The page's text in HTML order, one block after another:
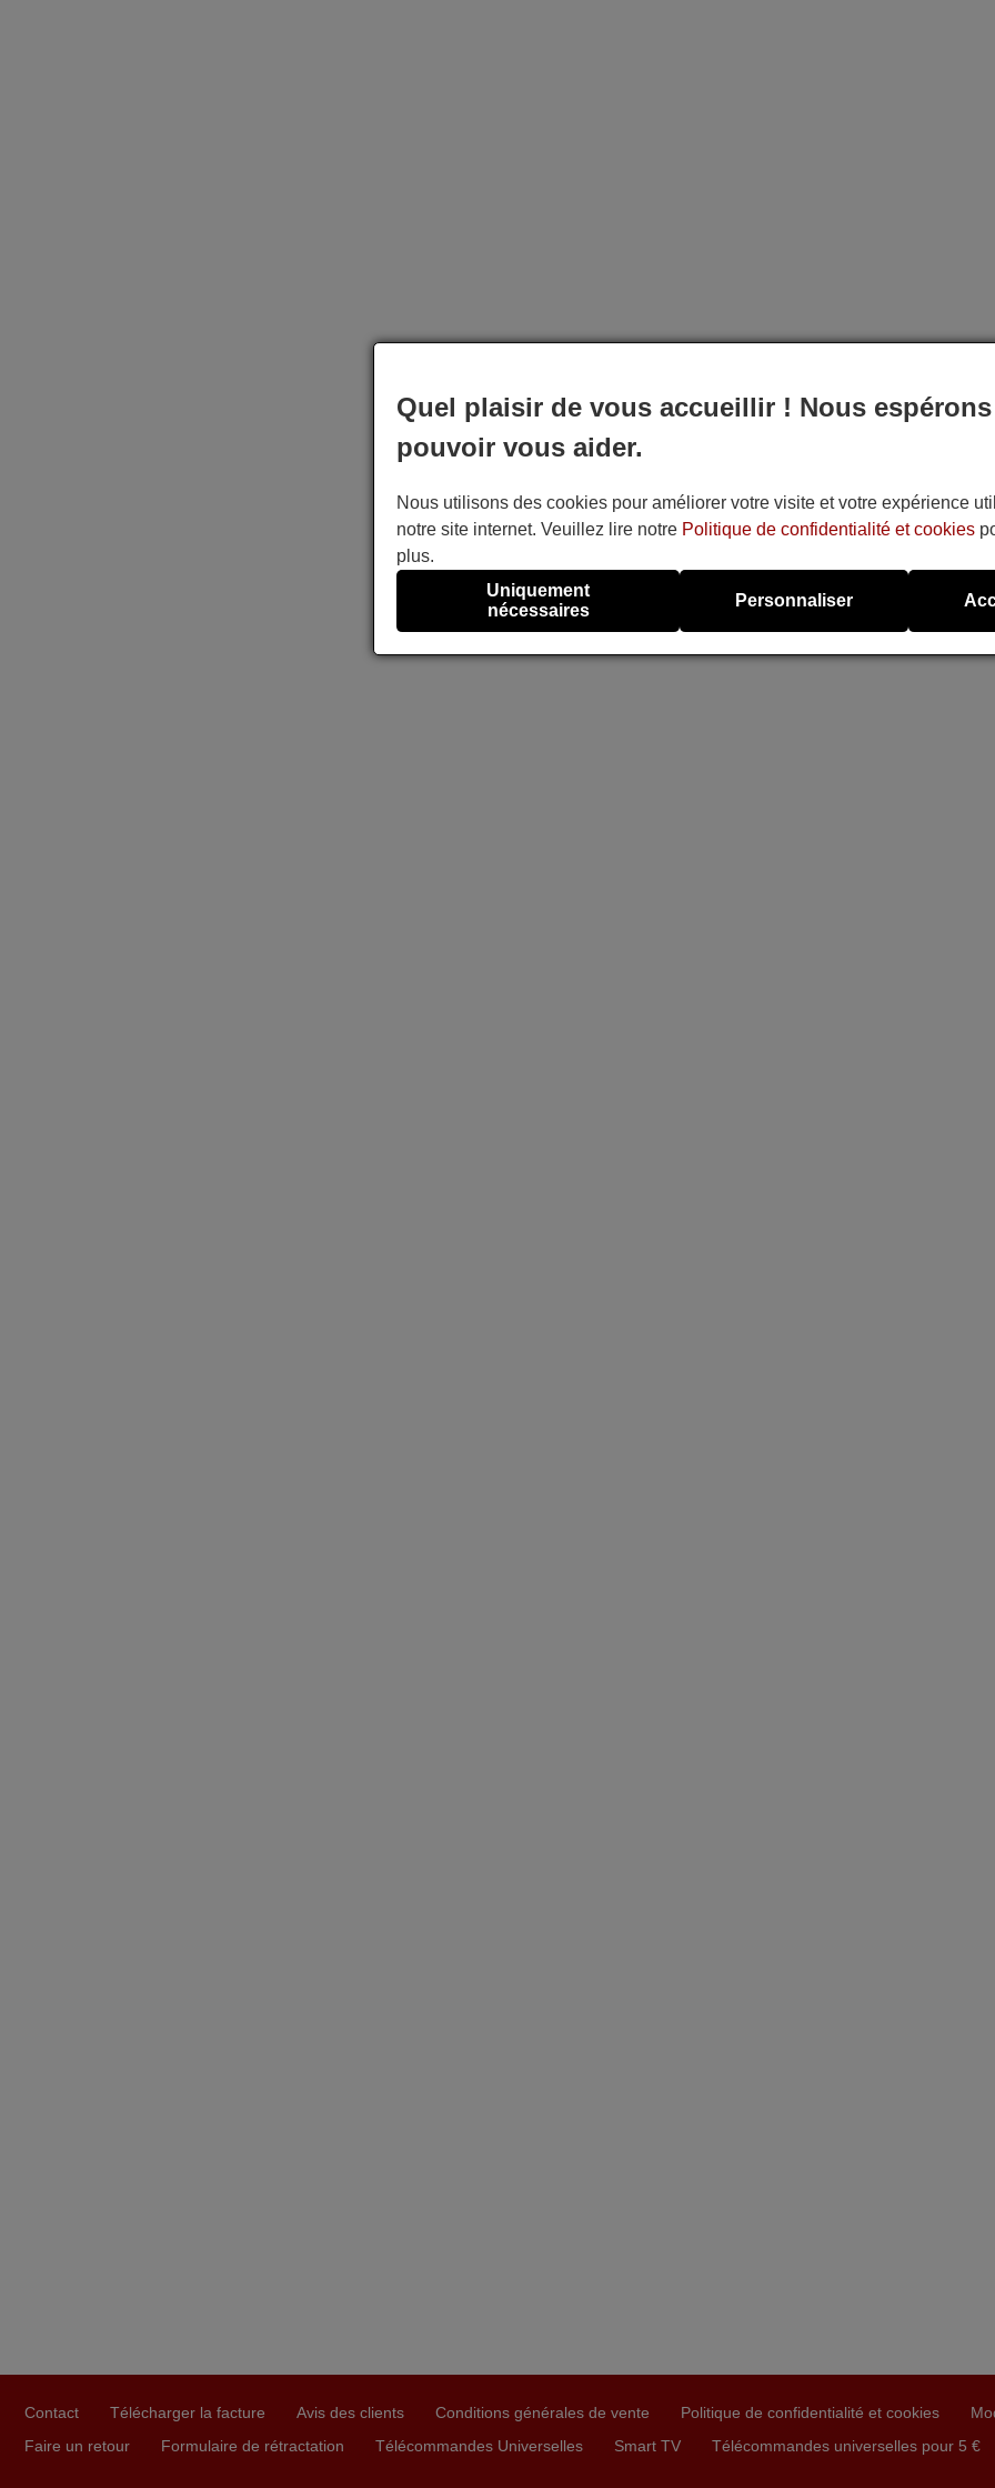
Contact Télécharger la facture Avis des clients Conditions générales de vente Politique de confidentialité et cookies
Faire un retour
Formulaire de rétractation Télécommandes Universelles Smart TV Télécommandes universelles pour 5 €
Quel plaisir de vous accueillir ! Nous espérons
pouvoir vous aider.
Nous utilisons des cookies pour améliorer votre visite et votre expérience
notre site internet. Veuillez lire notre Politique de confidentialité et cookies
plus.
Uniquement
nécessaires
Personnaliser